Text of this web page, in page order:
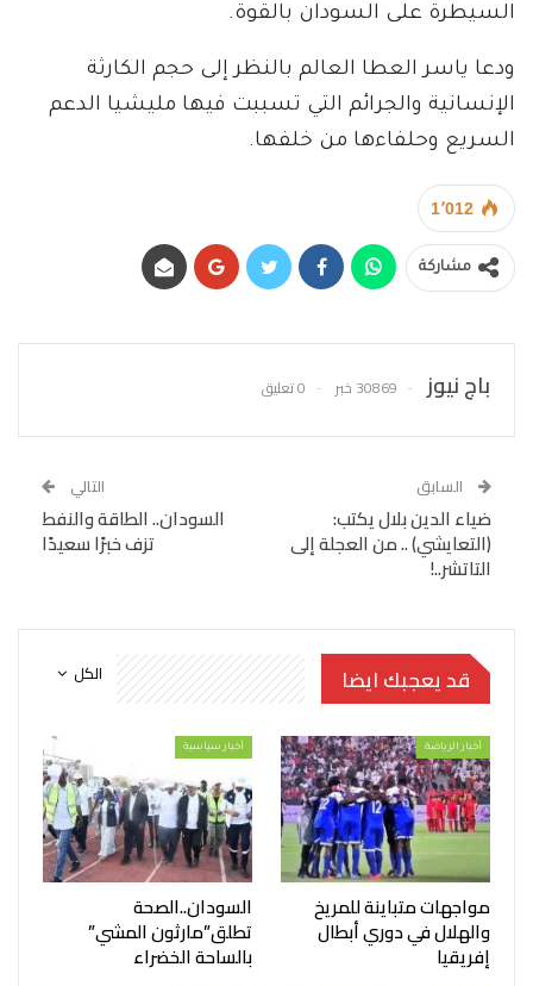
السيطرة على السودان بالقوة.
ودعا ياسر العطا العالم بالنظر إلى حجم الكارثة
الإنسانية والجرائم التي تسببت فيها مليشيا الدعم
السريع وحلفاءها من خلفها.
1٬012
مشاركة
باج نيوز 30869 خبر 0 تعليق
السابق
ضياء الدين بلال يكتب:
(التعايشي) .. من العجلة إلى
التاتشر..!
التالي
السودان.. الطاقة والنفط
تزف خبرًا سعيدًا
الكل قد يعجبك ايضا
أخبار الرياضة
مواجهات متباينة للمريخ
والهلال في دوري أبطال
إفريقيا
أخبار سياسية
السودان..الصحة
تطلق”مارثون المشي”
بالساحة الخضراء